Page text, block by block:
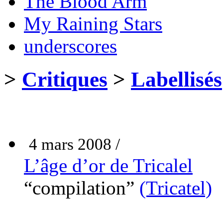
My Raining Stars
underscores
> Critiques > Labellisés
4 mars 2008 /
L’âge d’or de Tricalel
“compilation” (Tricatel)